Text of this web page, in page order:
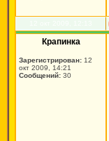
Крапинка
Зарегистрирован: 12
окт 2009, 14:21
Сообщений: 30